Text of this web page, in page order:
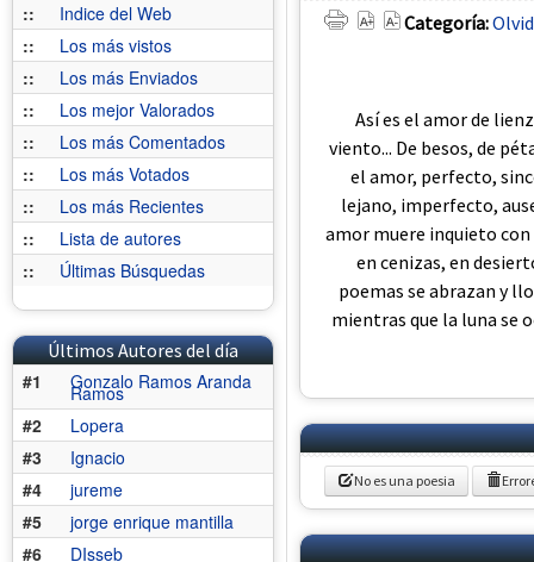
::
Indice del Web
::
Los más vistos
::
Los más Enviados
::
Los mejor Valorados
::
Los más Comentados
::
Los más Votados
::
Los más Recientes
::
Lista de autores
::
Últimas Búsquedas
Últimos Autores del día
#1
Gonzalo Ramos Aranda
Ramos
#2
Lopera
#3
Ignacio
#4
jureme
#5
jorge enrique mantilla
#6
DIsseb
Categoría:
Así es el amor de
viento... De besos, de
el amor, perfecto,
lejano, imperfecto,
amor muere inquieto
en cenizas, en
poemas se abrazan y
mientras que la luna se
No es una poesia